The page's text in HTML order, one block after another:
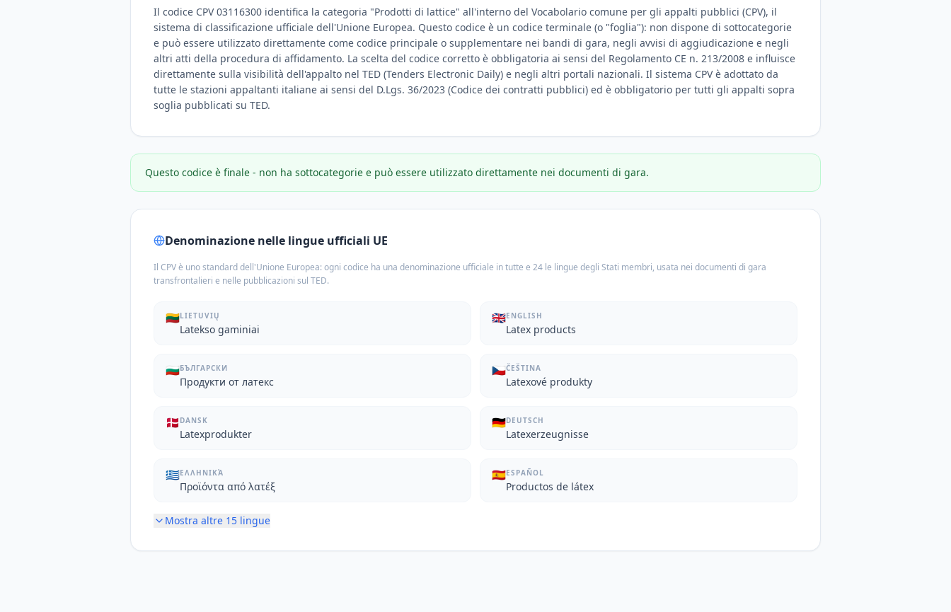
Il codice CPV 03116300 identifica la categoria "Prodotti di lattice" all'interno del Vocabolario comune per gli appalti pubblici (CPV), il
sistema di classificazione ufficiale dell'Unione Europea. Questo codice è un codice terminale (o "foglia"): non dispone di sottocategorie
e può essere utilizzato direttamente come codice principale o supplementare nei bandi di gara, negli avvisi di aggiudicazione e negli
altri atti della procedura di affidamento. La scelta del codice corretto è obbligatoria ai sensi del Regolamento CE n. 213/2008 e influisce
direttamente sulla visibilità dell'appalto nel TED (Tenders Electronic Daily) e negli altri portali nazionali. Il sistema CPV è adottato da
tutte le stazioni appaltanti italiane ai sensi del D.Lgs. 36/2023 (Codice dei contratti pubblici) ed è obbligatorio per tutti gli appalti sopra
soglia pubblicati su TED.
Questo codice è finale - non ha sottocategorie e può essere utilizzato direttamente nei documenti di gara.
Denominazione nelle lingue ufficiali UE
Il CPV è uno standard dell'Unione Europea: ogni codice ha una denominazione ufficiale in tutte e 24 le lingue degli Stati membri, usata nei documenti di gara
transfrontalieri e nelle pubblicazioni sul TED.
🇱🇹LIETUVIŲ
Latekso gaminiai
🇬🇧ENGLISH
Latex products
🇧🇬БЪЛГАРСКИ
Продукти от латекс
🇨🇿ČEŠTINA
Latexové produkty
🇩🇰 DANSK
Latexprodukter
🇩🇪DEUTSCH
Latexerzeugnisse
🇬🇷ΕΛΛΗΝΙΚΆ
Προϊόντα από λατέξ
🇪🇸ESPAÑOL
Productos de látex
Mostra altre 15 lingue